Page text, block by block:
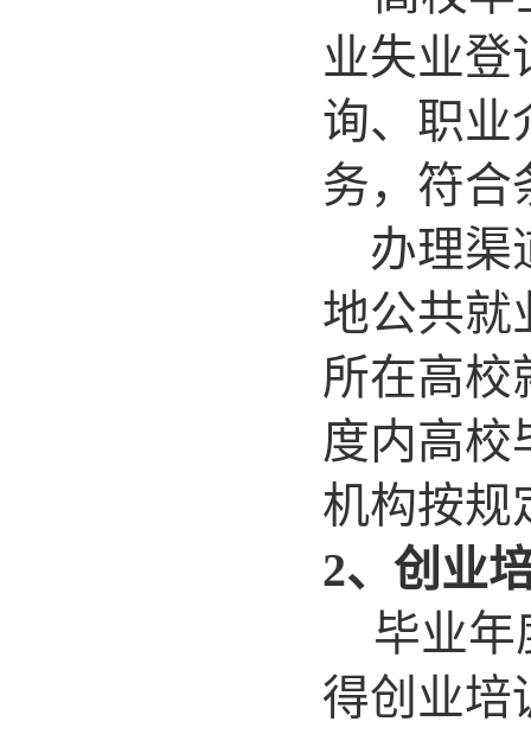
业失业登
询、职业
务，符合
办理渠
地公共就
所在高校
度内高校
机构按规
2、创业
毕业年
得创业培